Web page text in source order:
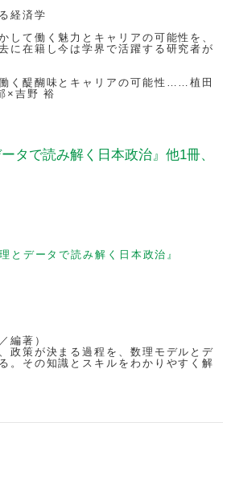
経済学
して働く魅力とキャリアの可能性を、
に在籍し今は学界で活躍する研究者が
く醍醐味とキャリアの可能性……植田
×吉野 裕
タで読み解く日本政治』他1冊、
理とデータで読み解く日本政治』
編著）
政策が決まる過程を、数理モデルとデ
。その知識とスキルをわかりやすく解